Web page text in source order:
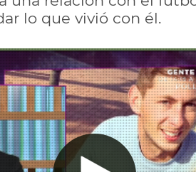
lo que vivió con él.